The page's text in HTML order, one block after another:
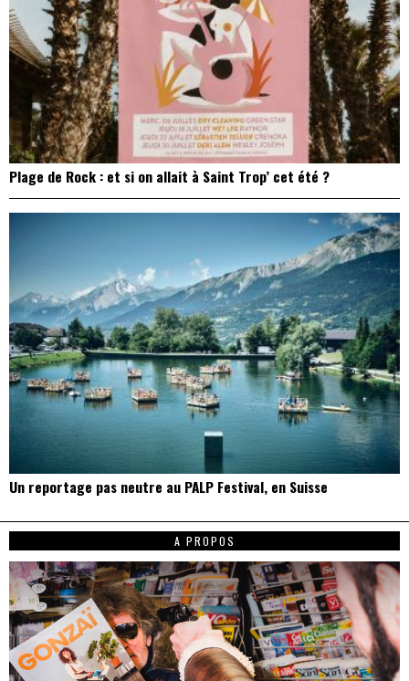
Plage de Rock : et si on allait à Saint Trop’ cet été ?
Un reportage pas neutre au PALP Festival, en Suisse
A PROPOS